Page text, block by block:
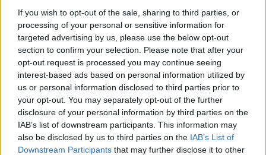
If you wish to opt-out of the sale, sharing to third parties, or
processing of your personal or sensitive information for
targeted advertising by us, please use the below opt-out
section to confirm your selection. Please note that after your
opt-out request is processed you may continue seeing
interest-based ads based on personal information utilized by
us or personal information disclosed to third parties prior to
your opt-out. You may separately opt-out of the further
disclosure of your personal information by third parties on the
IAB’s list of downstream participants. This information may
also be disclosed by us to third parties on the IAB’s List of
Downstream Participants that may further disclose it to other
por el momento su futuro es incierto. Sin embargo, a varios se les
vincula con otros equipos de Primera y podrían quedarse en la máxima
categoría, por lo que puedes mantenerles en tu equipo para el cambio de
temporada.